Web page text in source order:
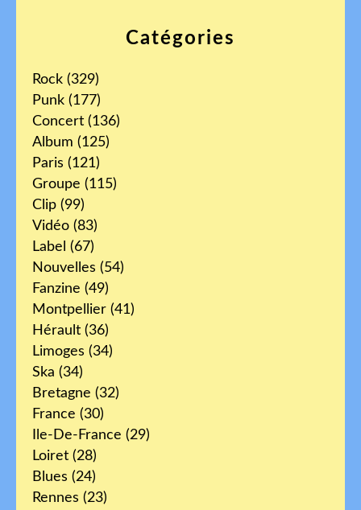
Catégories
Rock (329)
Punk (177)
Concert (136)
Album (125)
Paris (121)
Groupe (115)
Clip (99)
Vidéo (83)
Label (67)
Nouvelles (54)
Fanzine (49)
Montpellier (41)
Hérault (36)
Limoges (34)
Ska (34)
Bretagne (32)
France (30)
Ile-De-France (29)
Loiret (28)
Blues (24)
Rennes (23)